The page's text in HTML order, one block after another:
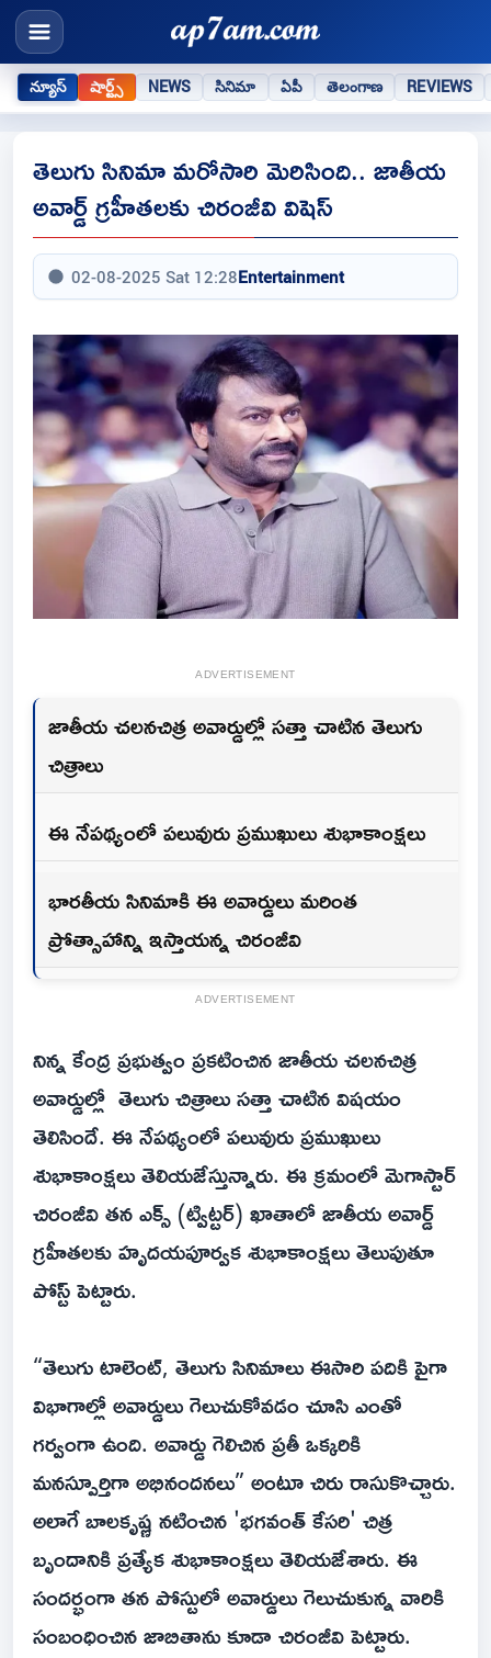
న్యూస్ షార్ట్స్ NEWS సినిమా ఏపీ తెలంగాణ REVIEWS
తెలుగు సినిమా మరోసారి మెరిసింది.. జాతీయ
అవార్డ్ గ్ర‌హీత‌ల‌కు చిరంజీవి విషెస్
02-08-2025 Sat 12:28Entertainment
ADVERTISEMENT
జాతీయ చ‌ల‌న‌చిత్ర అవార్డుల్లో స‌త్తా చాటిన తెలుగు
చిత్రాలు
ఈ నేప‌థ్యంలో ప‌లువురు ప్ర‌ముఖులు శుభాకాంక్ష‌లు
భార‌తీయ సినిమాకి ఈ అవార్డులు మ‌రింత
ప్రోత్సాహాన్ని ఇస్తాయ‌న్న చిరంజీవి
ADVERTISEMENT
నిన్న కేంద్ర ప్ర‌భుత్వం ప్ర‌క‌టించిన జాతీయ చ‌ల‌న‌చిత్ర
అవార్డుల్లో తెలుగు చిత్రాలు స‌త్తా చాటిన విష‌యం
తెలిసిందే. ఈ నేప‌థ్యంలో ప‌లువురు ప్ర‌ముఖులు
శుభాకాంక్ష‌లు తెలియ‌జేస్తున్నారు. ఈ క్ర‌మంలో మెగాస్టార్
చిరంజీవి త‌న ఎక్స్ (ట్విట్ట‌ర్) ఖాతాలో జాతీయ అవార్డ్
గ్రహీతలకు హృదయపూర్వక శుభాకాంక్షలు తెలుపుతూ
పోస్ట్ పెట్టారు.
“తెలుగు టాలెంట్, తెలుగు సినిమాలు ఈసారి పదికి పైగా
విభాగాల్లో అవార్డులు గెలుచుకోవడం చూసి ఎంతో
గర్వంగా ఉంది. అవార్డు గెలిచిన ప్రతీ ఒక్కరికి
మనస్పూర్తిగా అభినందనలు” అంటూ చిరు రాసుకొచ్చారు.
అలాగే బాల‌కృష్ణ‌ న‌టించిన 'భ‌గ‌వంత్ కేస‌రి' చిత్ర
బృందానికి ప్ర‌త్యేక శుభాకాంక్ష‌లు తెలియజేశారు. ఈ
సంద‌ర్భంగా త‌న పోస్టులో అవార్డులు గెలుచుకున్న వారికి
సంబంధించిన జాబితాను కూడా చిరంజీవి పెట్టారు.